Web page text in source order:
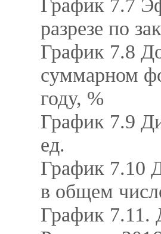
График 7.7
разрезе по
График 7.8
суммарном
году, %
График 7.9
ед.
График 7.10
в общем
График 7.11.